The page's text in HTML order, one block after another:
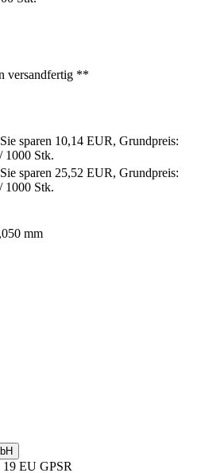
versandfertig **
sparen 10,14 EUR, Grundpreis:
1000 Stk.
sparen 25,52 EUR, Grundpreis:
1000 Stk.
mm
EU GPSR